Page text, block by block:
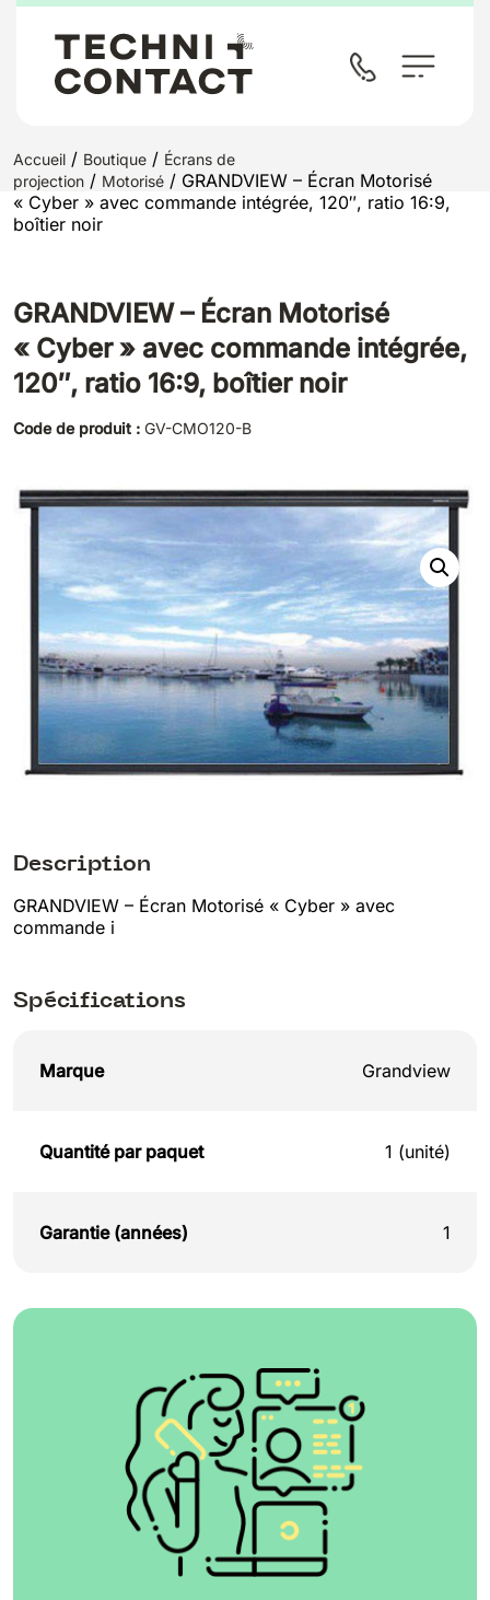
Accueil / Boutique / Écrans de
projection / Motorisé / GRANDVIEW – Écran Motorisé
« Cyber » avec commande intégrée, 120″, ratio 16:9,
boîtier noir
GRANDVIEW – Écran Motorisé
« Cyber » avec commande intégrée,
120″, ratio 16:9, boîtier noir
Code de produit : GV-CMO120-B
Description
GRANDVIEW – Écran Motorisé « Cyber » avec
commande i
Spécifications
Marque Grandview
Quantité par paquet 1 (unité)
Garantie (années) 1